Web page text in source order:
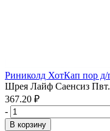
Риниколд ХотКап пор д/
Шрея Лайф Саенсиз
367.20 ₽
-
В корзину